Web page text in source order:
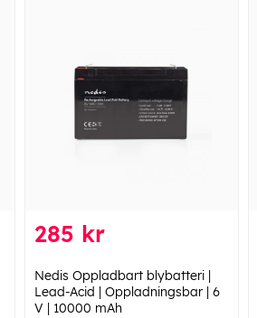
285 kr
Nedis Oppladbart blybatteri |
Lead-Acid | Oppladningsbar | 6
V | 10000 mAh